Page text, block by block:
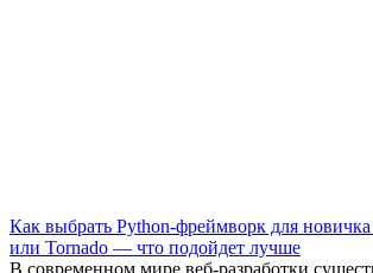
Как выбрать Python-фреймворк для
или Tornado — что подойдет лучше
В современном мире веб-разработки